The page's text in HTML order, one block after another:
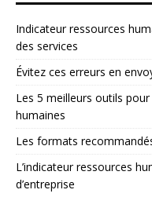
Indicateur ressources
des services
Évitez ces erreurs en
Les 5 meilleurs outils
humaines
Les formats
L’indicateur ressources
d’entreprise